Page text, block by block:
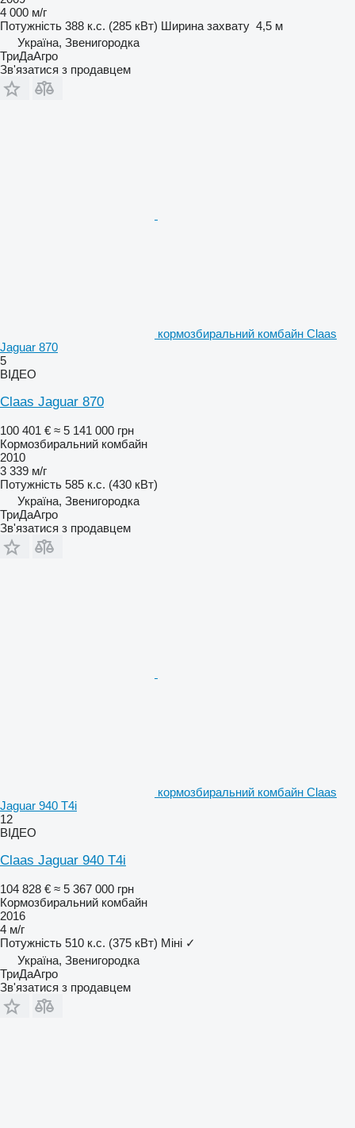
4 000 м/г
Потужність 388 к.с. (285 кВт) Ширина захвату 4,5 м
Україна, Звенигородка
ТриДаАгро
Зв'язатися з продавцем
кормозбиральний комбайн Claas
Jaguar 870
5
ВІДЕО
Claas Jaguar 870
100 401 € ≈ 5 141 000 грн
Кормозбиральний комбайн
2010
3 339 м/г
Потужність 585 к.с. (430 кВт)
Україна, Звенигородка
ТриДаАгро
Зв'язатися з продавцем
кормозбиральний комбайн Claas
Jaguar 940 T4i
12
ВІДЕО
Claas Jaguar 940 T4i
104 828 € ≈ 5 367 000 грн
Кормозбиральний комбайн
2016
4 м/г
Потужність 510 к.с. (375 кВт) Міні ✓
Україна, Звенигородка
ТриДаАгро
Зв'язатися з продавцем